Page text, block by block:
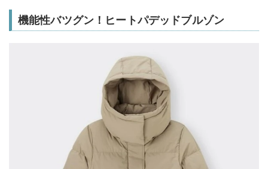
機能性バツグン！ヒートパデッドブルゾン